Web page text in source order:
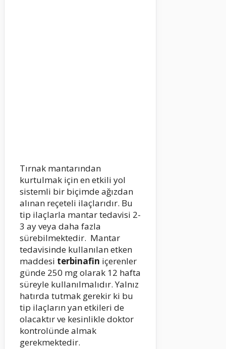
Tırnak mantarından
kurtulmak için en etkili yol
sistemli bir biçimde ağızdan
alınan reçeteli ilaçlarıdır. Bu
tip ilaçlarla mantar tedavisi 2-
3 ay veya daha fazla
sürebilmektedir. Mantar
tedavisinde kullanılan etken
maddesi terbinafin içerenler
günde 250 mg olarak 12 hafta
süreyle kullanılmalıdır. Yalnız
hatırda tutmak gerekir ki bu
tip ilaçların yan etkileri de
olacaktır ve kesinlikle doktor
kontrolünde almak
gerekmektedir.